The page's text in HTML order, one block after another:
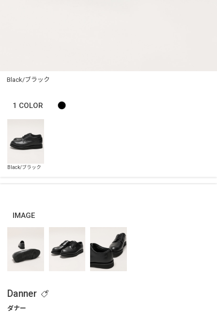
Black/ブラック
1 COLOR
IMAGE
Danner